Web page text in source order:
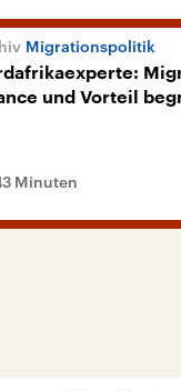
Migrationspolitik
und Vorteil
Minuten